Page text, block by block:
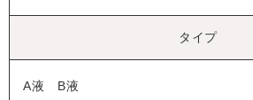
タイプ
A液 B液